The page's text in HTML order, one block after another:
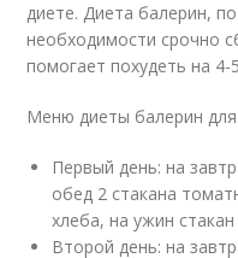
диете. Диета балерин,
необходимости срочно
помогает похудеть на 4-
Меню диеты балерин
Первый день: на
обед 2 стакана
хлеба, на ужин
Второй день: на